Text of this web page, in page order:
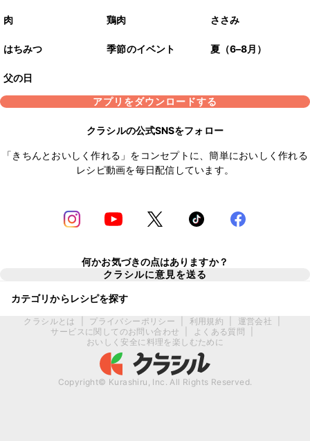
肉 鶏肉 ささみ
はちみつ 季節のイベント 夏（6–8月）
父の日
アプリをダウンロードする
クラシルの公式SNSをフォロー
「きちんとおいしく作れる」をコンセプトに、簡単においしく作れる
レシピ動画を毎日配信しています。
何かお気づきの点はありますか？
クラシルに意見を送る
カテゴリからレシピを探す
クラシルとは プライバシーポリシー 利用規約 運営会社
サービスに関してのお問い合わせ
よくある質問
おいしく安全に料理を楽しむために
Copyright© Kurashiru, Inc. All Rights Reserved.